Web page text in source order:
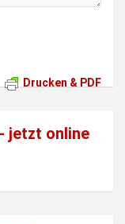
Drucken & PDF
jetzt online